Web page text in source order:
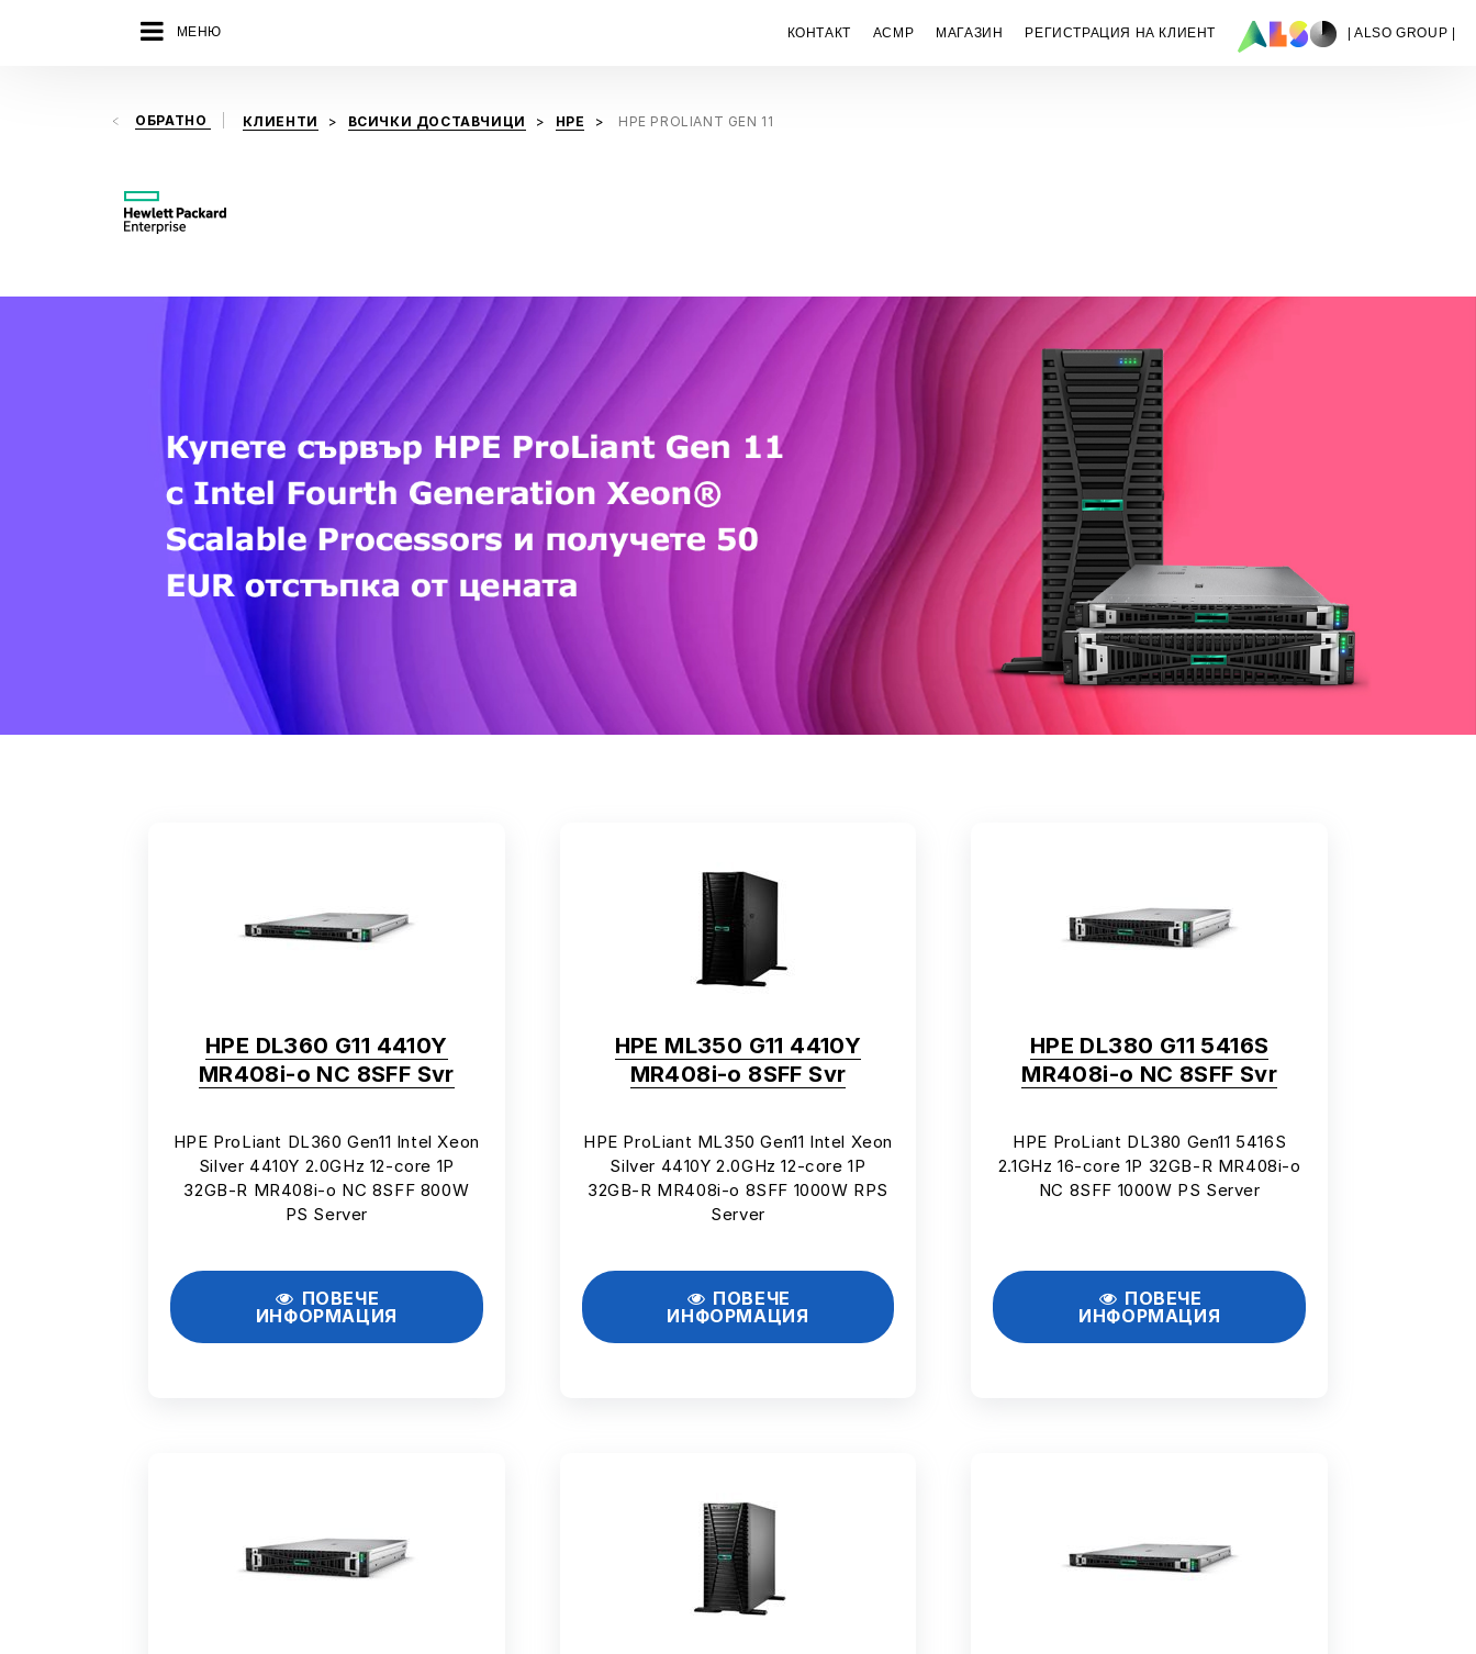
МЕНЮ | ALSO GROUP |
КОНТАКТ ACMP МАГАЗИН РЕГИСТРАЦИЯ НА КЛИЕНТ
ОБРАТНО КЛИЕНТИ ВСИЧКИ ДОСТАВЧИЦИ HPE HPE PROLIANT GEN 11
HPE DL360 G11 4410Y
MR408i-o NC 8SFF Svr
HPE ProLiant DL360 Gen11 Intel Xeon
Silver 4410Y 2.0GHz 12-core 1P
32GB-R MR408i-o NC 8SFF 800W
PS Server
ПОВЕЧЕ
ИНФОРМАЦИЯ
HPE ML350 G11 4410Y
MR408i-o 8SFF Svr
HPE ProLiant ML350 Gen11 Intel Xeon
Silver 4410Y 2.0GHz 12-core 1P
32GB-R MR408i-o 8SFF 1000W RPS
Server
ПОВЕЧЕ
ИНФОРМАЦИЯ
HPE DL380 G11 5416S
MR408i-o NC 8SFF Svr
HPE ProLiant DL380 Gen11 5416S
2.1GHz 16-core 1P 32GB-R MR408i-o
NC 8SFF 1000W PS Server
ПОВЕЧЕ
ИНФОРМАЦИЯ